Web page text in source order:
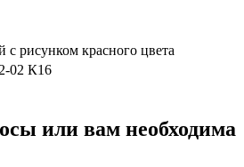
с рисунком красного цвета
02 К16
или вам необходима